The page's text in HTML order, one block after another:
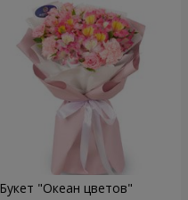
Букет "Океан цветов"